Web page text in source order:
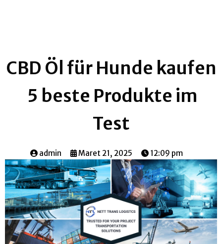
CBD Öl für Hunde kaufen
️ 5 beste Produkte im
Test
admin Maret 21, 2025 12:09 pm